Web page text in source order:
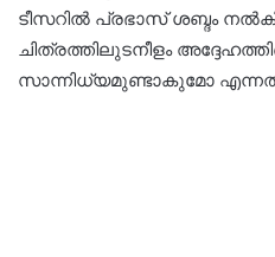
ടീസറിൽ പ്രഭാസ് ശബ്ദം
ചിത്രത്തിലുടനീളം
സാന്നിധ്യമുണ്ടാകുമോ